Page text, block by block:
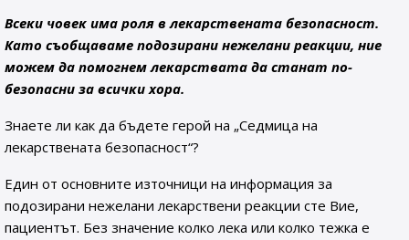
Всеки човек има роля в лекарствената безопасност.
Като съобщаваме подозирани нежелани реакции, ние
можем да помогнем лекарствата да станат по-
безопасни за всички хора.
Знаете ли как да бъдете герой на „Седмица на
лекарствената безопасност“?
Един от основните източници на информация за
подозирани нежелани лекарствени реакции сте Вие,
пациентът. Без значение колко лека или колко тежка е